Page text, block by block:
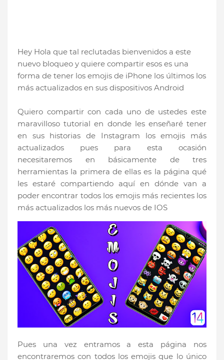
Hey Hola que tal reclutadas bienvenidos a este
nuevo bloqueo y quiere compartir esos es una
forma de tener los emojis de iPhone los últimos los
más actualizados en sus dispositivos Android
Quiero compartir con cada uno de ustedes este
maravilloso tutorial en donde les enseñaré tener
en sus historias de Instagram los emojis más
actualizados pues para esta ocasión
necesitaremos en básicamente de tres
herramientas la primera de ellas es la página qué
les estaré compartiendo aquí en dónde van a
poder encontrar todos los emojis más recientes los
más actualizados los más nuevos de IOS
Pues una vez entramos a esta página nos
encontraremos con todos los emojis que lo único